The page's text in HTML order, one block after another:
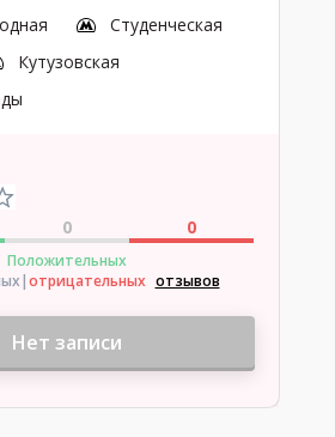
Студенческая
Кутузовская
0 0
Положительных
|отрицательных отзывов
Нет записи